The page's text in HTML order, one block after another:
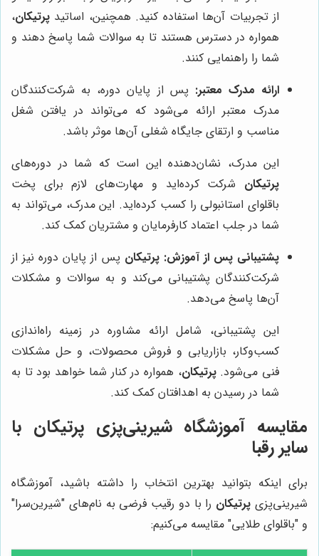
از تجربیات آن‌ها استفاده کنید. همچنین، اساتید پرتیکان،
همواره در دسترس هستند تا به سوالات شما پاسخ دهند و
شما را راهنمایی کنند.
ارائه مدرک معتبر: پس از پایان دوره، به شرکت‌کنندگان
مدرک معتبر ارائه می‌شود که می‌تواند در یافتن شغل
مناسب و ارتقای جایگاه شغلی آن‌ها موثر باشد.
این مدرک، نشان‌دهنده این است که شما در دوره‌های
پرتیکان شرکت کرده‌اید و مهارت‌های لازم برای پخت
باقلوای استانبولی را کسب کرده‌اید. این مدرک، می‌تواند به
شما در جلب اعتماد کارفرمایان و مشتریان کمک کند.
پشتیبانی پس از آموزش: پرتیکان پس از پایان دوره نیز از
شرکت‌کنندگان پشتیبانی می‌کند و به سوالات و مشکلات
آن‌ها پاسخ می‌دهد.
این پشتیبانی، شامل ارائه مشاوره در زمینه راه‌اندازی
کسب‌وکار، بازاریابی و فروش محصولات، و حل مشکلات
فنی می‌شود.پرتیکان، همواره در کنار شما خواهد بود تا به
شما در رسیدن به اهدافتان کمک کند.
مقایسه آموزشگاه شیرینی‌پزی پرتیکان با
سایر رقبا
برای اینکه بتوانید بهترین انتخاب را داشته باشید، آموزشگاه
شیرینی‌پزی پرتیکان را با دو رقیب فرضی به نام‌های "شیرین‌سرا"
و "باقلوای طلایی" مقایسه می‌کنیم: